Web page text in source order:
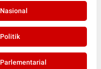
Nasional
Politik
Parlementarial